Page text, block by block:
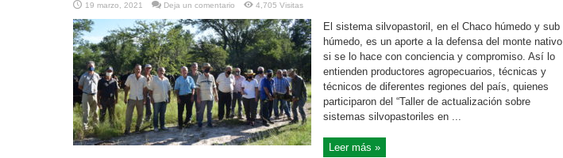
19 marzo, 2021 Deja un comentario 4,705 Visitas
El sistema silvopastoril, en el Chaco húmedo y sub
húmedo, es un aporte a la defensa del monte nativo
si se lo hace con conciencia y compromiso. Así lo
entienden productores agropecuarios, técnicas y
técnicos de diferentes regiones del país, quienes
participaron del “Taller de actualización sobre
sistemas silvopastoriles en ...
Leer más »